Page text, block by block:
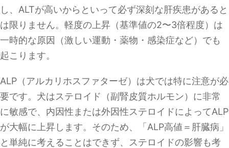
し、ALTが高いからといって必ず深刻な肝疾患があると
は限りません。軽度の上昇（基準値の2〜3倍程度）は
一時的な原因（激しい運動・薬物・感染症など）でも
起こります。
ALP（アルカリホスファターゼ）は犬では特に注意が必
要です。犬はステロイド（副腎皮質ホルモン）に非常
に敏感で、内因性または外因性ステロイドによってALP
が大幅に上昇します。そのため、「ALP高値＝肝臓病」
と単純に考えることはできず、ステロイドの影響も考